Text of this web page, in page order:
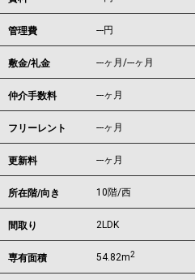
管理費 ---円
敷金/礼金 ---ヶ月/---ヶ月
仲介手数料 ---ヶ月
フリーレント ---ヶ月
更新料 ---ヶ月
所在階/向き 10階/西
間取り 2LDK
専有面積 54.82m2